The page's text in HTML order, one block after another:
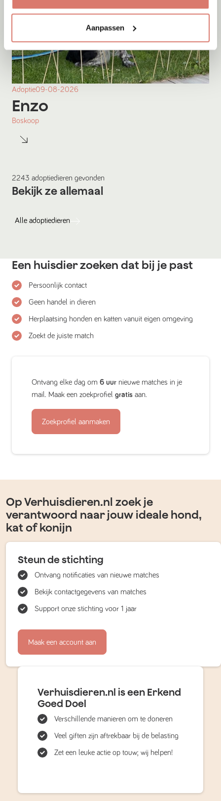
Aanpassen
Adoptie09-08-2026
Enzo
Boskoop
2243 adoptiedieren gevonden
Bekijk ze allemaal
Alle adoptiedieren
Een huisdier zoeken dat bij je past
Persoonlijk contact
Geen handel in dieren
Herplaatsing honden en katten vanuit eigen omgeving
Zoekt de juiste match
Ontvang elke dag om 6 uur nieuwe matches in je
mail. Maak een zoekprofiel gratis aan.
Zoekprofiel aanmaken
Op Verhuisdieren.nl zoek je
verantwoord naar jouw ideale hond,
kat of konijn
Steun de stichting
Ontvang notificaties van nieuwe matches
Bekijk contactgegevens van matches
Support onze stichting voor 1 jaar
Maak een account aan
Verhuisdieren.nl is een Erkend
Goed Doel
Verschillende manieren om te doneren
Veel giften zijn aftrekbaar bij de belasting
Zet een leuke actie op touw; wij helpen!